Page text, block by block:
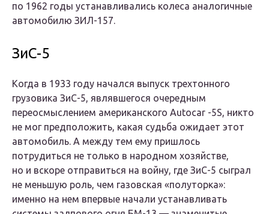
по 1962 годы устанавливались колеса аналогичные
автомобилю ЗИЛ-157.
ЗиС-5
Когда в 1933 году начался выпуск трехтонного
грузовика ЗиС-5, являвшегося очередным
переосмыслением американского Autocar -5S, никто
не мог предположить, какая судьба ожидает этот
автомобиль. А между тем ему пришлось
потрудиться не только в народном хозяйстве,
но и вскоре отправиться на войну, где ЗиС-5 сыграл
не меньшую роль, чем газовская «полуторка»:
именно на нем впервые начали устанавливать